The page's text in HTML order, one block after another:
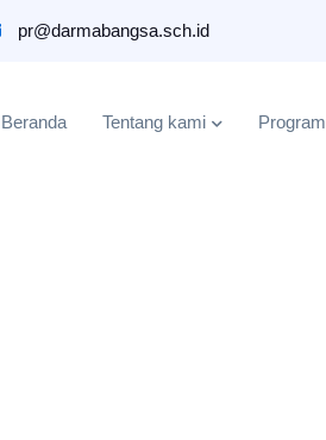
pr@darmabangsa.sch.id
Beranda Tentang kami Program